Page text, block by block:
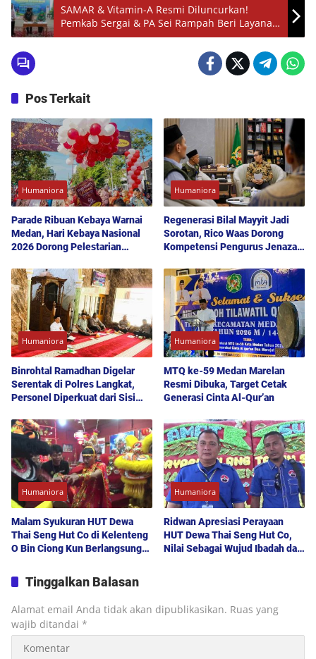
SAMAR & Vitamin-A Resmi Diluncurkan!
Pemkab Sergai & PA Sei Rampah Beri Layanan
Cepat & Transparan
Pos Terkait
Humaniora
Parade Ribuan Kebaya Warnai
Medan, Hari Kebaya Nasional
2026 Dorong Pelestarian
Humaniora
Regenerasi Bilal Mayyit Jadi
Sorotan, Rico Waas Dorong
Kompetensi Pengurus Jenazah
Humaniora
Binrohtal Ramadhan Digelar
Serentak di Polres Langkat,
Personel Diperkuat dari Sisi
Humaniora
MTQ ke-59 Medan Marelan
Resmi Dibuka, Target Cetak
Generasi Cinta Al-Qur’an
Humaniora
Malam Syukuran HUT Dewa
Thai Seng Hut Co di Kelenteng
O Bin Ciong Kun Berlangsung
Dihadiri Ratusan Umat
Humaniora
Ridwan Apresiasi Perayaan
HUT Dewa Thai Seng Hut Co,
Nilai Sebagai Wujud Ibadah dan
Tinggalkan Balasan
Alamat email Anda tidak akan dipublikasikan. Ruas yang
wajib ditandai *